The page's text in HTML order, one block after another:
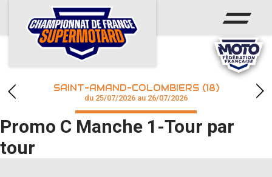
ACCUEIL
ACTUS
CALENDRIER
CHAMPIONNAT
RÉSULTATS
PHOTOS / WEB TV
SAINT-AMAND-COLOMBIERS (18)
du 25/07/2026 au 26/07/2026
Promo C Manche 1-Tour par
tour